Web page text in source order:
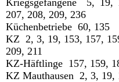
Kriegsgefangene 5, 19,
207, 208, 209, 236
Küchenbetriebe 60, 135
KZ 2, 3, 19, 153, 157,
209, 211
KZ-Häftlinge 157, 159,
KZ Mauthausen 2, 3, 19,